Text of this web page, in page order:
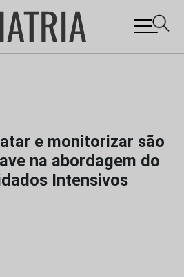
e monitorizar são
na abordagem do
Intensivos